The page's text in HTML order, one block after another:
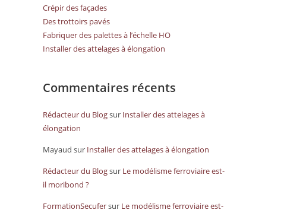
Crépir des façades
Des trottoirs pavés
Fabriquer des palettes à l’échelle HO
Installer des attelages à élongation
Commentaires récents
Rédacteur du Blogsur Installer des attelages à
élongation
Mayaud sur Installer des attelages à élongation
Rédacteur du Blogsur Le modélisme ferroviaire est-
il moribond ?
FormationSecufersur Le modélisme ferroviaire est-